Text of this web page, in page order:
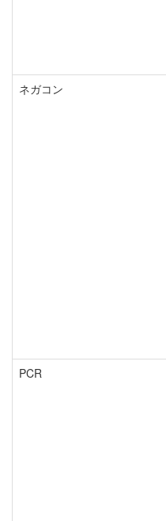
ネガコン
PCR